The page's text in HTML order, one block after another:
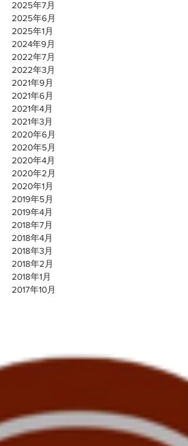
2025年7月
2025年6月
2025年1月
2024年9月
2022年7月
2022年3月
2021年9月
2021年6月
2021年4月
2021年3月
2020年6月
2020年5月
2020年4月
2020年2月
2020年1月
2019年5月
2019年4月
2018年7月
2018年4月
2018年3月
2018年2月
2018年1月
2017年10月